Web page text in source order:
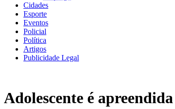
Cidades
Esporte
Eventos
Policial
Política
Artigos
Publicidade Legal
Adolescente é